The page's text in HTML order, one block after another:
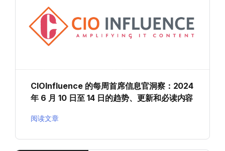
CIOInfluence 的每周首席信息官洞察：2024
年 6 月 10 日至 14 日的趋势、更新和必读内容
阅读文章